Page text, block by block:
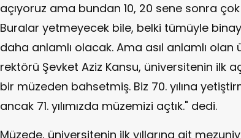
açıyoruz ama bundan 10, 20 sene sonra
Buralar yetmeyecek bile, belki tümüyle
daha anlamlı olacak. Ama asıl anlamlı
rektörü Şevket Aziz Kansu, üniversitenin ilk
bir müzeden bahsetmiş. Biz 70. yılına
ancak 71. yılımızda müzemizi açtık." dedi.
Müzede, üniversitenin ilk yıllarına ait